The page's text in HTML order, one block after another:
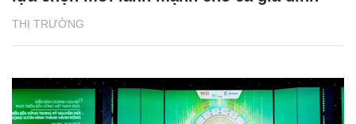
THỊ TRƯỜNG